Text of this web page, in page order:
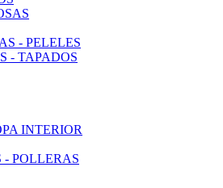
- PELELES
- TAPADOS
INTERIOR
- POLLERAS